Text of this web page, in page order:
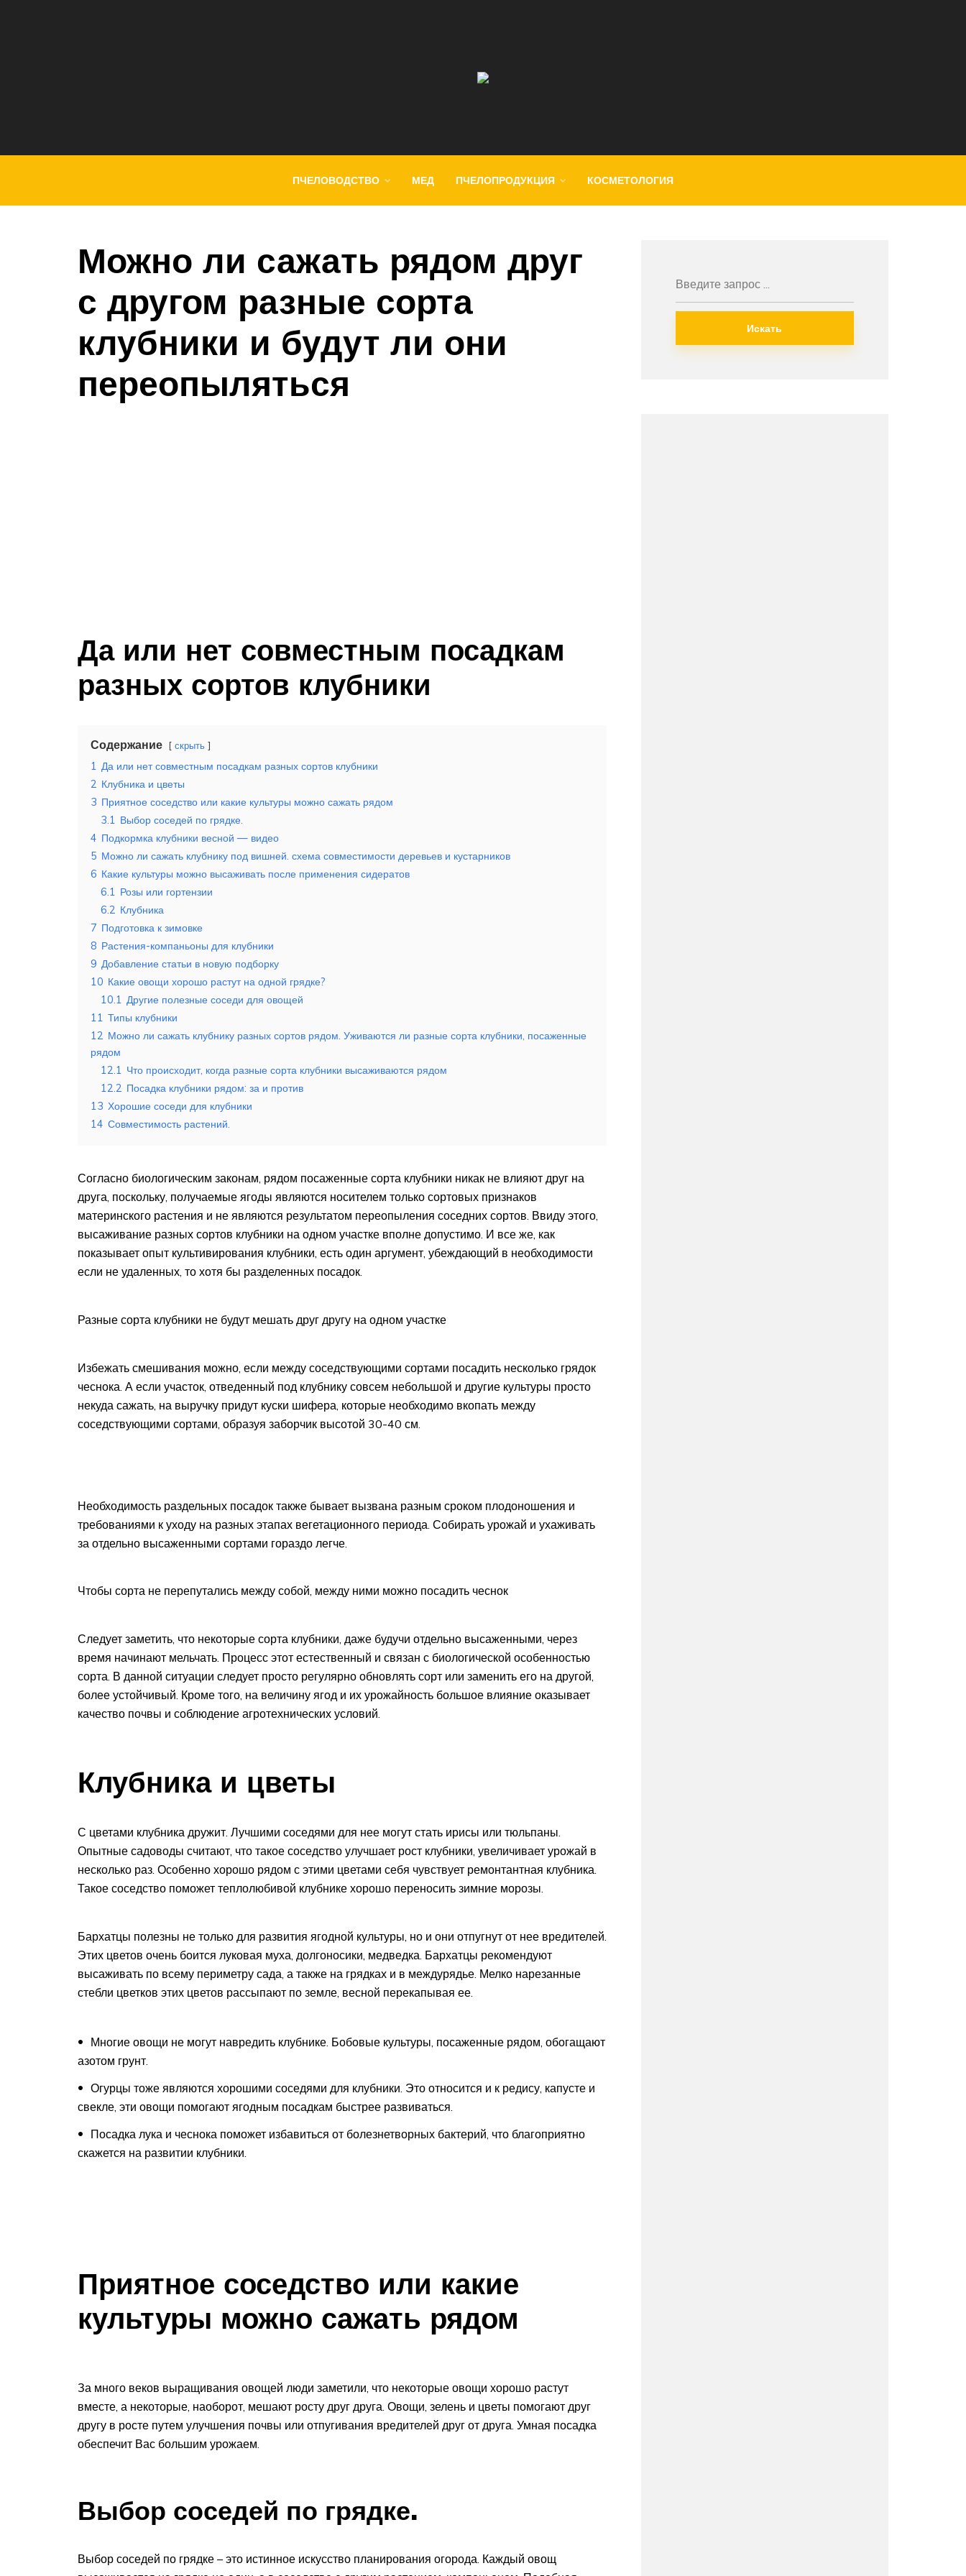
ПЧЕЛОВОДСТВО МЕД ПЧЕЛОПРОДУКЦИЯ КОСМЕТОЛОГИЯ
Можно ли сажать рядом друг
с другом разные сорта
клубники и будут ли они
переопыляться
Да или нет совместным посадкам
разных сортов клубники
Содержание скрыть
1 Да или нет совместным посадкам разных сортов клубники
2 Клубника и цветы
3 Приятное соседство или какие культуры можно сажать рядом
3.1 Выбор соседей по грядке.
4 Подкормка клубники весной — видео
5 Можно ли сажать клубнику под вишней. схема совместимости деревьев и кустарников
6 Какие культуры можно высаживать после применения сидератов
6.1 Розы или гортензии
6.2 Клубника
7 Подготовка к зимовке
8 Растения-компаньоны для клубники
9 Добавление статьи в новую подборку
10 Какие овощи хорошо растут на одной грядке?
10.1 Другие полезные соседи для овощей
11 Типы клубники
12 Можно ли сажать клубнику разных сортов рядом. Уживаются ли разные сорта клубники, посаженные
рядом
12.1 Что происходит, когда разные сорта клубники высаживаются рядом
12.2 Посадка клубники рядом: за и против
13 Хорошие соседи для клубники
14 Совместимость растений.
Согласно биологическим законам, рядом посаженные сорта клубники никак не влияют друг на
друга, поскольку, получаемые ягоды являются носителем только сортовых признаков
материнского растения и не являются результатом переопыления соседних сортов. Ввиду этого,
высаживание разных сортов клубники на одном участке вполне допустимо. И все же, как
показывает опыт культивирования клубники, есть один аргумент, убеждающий в необходимости
если не удаленных, то хотя бы разделенных посадок.
Разные сорта клубники не будут мешать друг другу на одном участке
Избежать смешивания можно, если между соседствующими сортами посадить несколько грядок
чеснока. А если участок, отведенный под клубнику совсем небольшой и другие культуры просто
некуда сажать, на выручку придут куски шифера, которые необходимо вкопать между
соседствующими сортами, образуя заборчик высотой 30-40 см.
Необходимость раздельных посадок также бывает вызвана разным сроком плодоношения и
требованиями к уходу на разных этапах вегетационного периода. Собирать урожай и ухаживать
за отдельно высаженными сортами гораздо легче.
Чтобы сорта не перепутались между собой, между ними можно посадить чеснок
Следует заметить, что некоторые сорта клубники, даже будучи отдельно высаженными, через
время начинают мельчать. Процесс этот естественный и связан с биологической особенностью
сорта. В данной ситуации следует просто регулярно обновлять сорт или заменить его на другой,
более устойчивый. Кроме того, на величину ягод и их урожайность большое влияние оказывает
качество почвы и соблюдение агротехнических условий.
Клубника и цветы
С цветами клубника дружит. Лучшими соседями для нее могут стать ирисы или тюльпаны.
Опытные садоводы считают, что такое соседство улучшает рост клубники, увеличивает урожай в
несколько раз. Особенно хорошо рядом с этими цветами себя чувствует ремонтантная клубника.
Такое соседство поможет теплолюбивой клубнике хорошо переносить зимние морозы.
Бархатцы полезны не только для развития ягодной культуры, но и они отпугнут от нее вредителей.
Этих цветов очень боится луковая муха, долгоносики, медведка. Бархатцы рекомендуют
высаживать по всему периметру сада, а также на грядках и в междурядье. Мелко нарезанные
стебли цветков этих цветов рассыпают по земле, весной перекапывая ее.
Многие овощи не могут навредить клубнике. Бобовые культуры, посаженные рядом, обогащают
азотом грунт.
Огурцы тоже являются хорошими соседями для клубники. Это относится и к редису, капусте и
свекле, эти овощи помогают ягодным посадкам быстрее развиваться.
Посадка лука и чеснока поможет избавиться от болезнетворных бактерий, что благоприятно
скажется на развитии клубники.
Приятное соседство или какие
культуры можно сажать рядом
За много веков выращивания овощей люди заметили, что некоторые овощи хорошо растут
вместе, а некоторые, наоборот, мешают росту друг друга. Овощи, зелень и цветы помогают друг
другу в росте путем улучшения почвы или отпугивания вредителей друг от друга. Умная посадка
обеспечит Вас большим урожаем.
Выбор соседей по грядке.
Выбор соседей по грядке – это истинное искусство планирования огорода. Каждый овощ
Искать